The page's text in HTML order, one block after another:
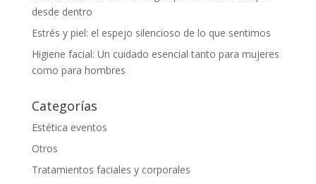
desde dentro
Estrés y piel: el espejo silencioso de lo que sentimos
Higiene facial: Un cuidado esencial tanto para mujeres
como para hombres
Categorías
Estética eventos
Otros
Tratamientos faciales y corporales